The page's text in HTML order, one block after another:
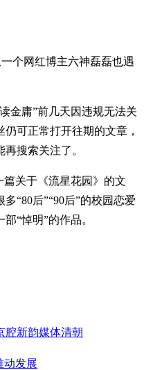
个网红博主六神磊磊也遇
金庸”前几天因违规无法关
可正常打开往期的文章，
搜索关注了。
篇关于《流星花园》的文
“80后”“90后”的校园恋爱
“悼明”的作品。
腔新韵媒体清朝
动发展